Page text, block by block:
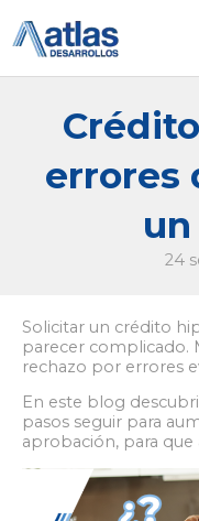
contenido
errores
24
Solicitar un crédito
parecer complicado.
rechazo por errores
En este blog
pasos seguir para
aprobación, para que